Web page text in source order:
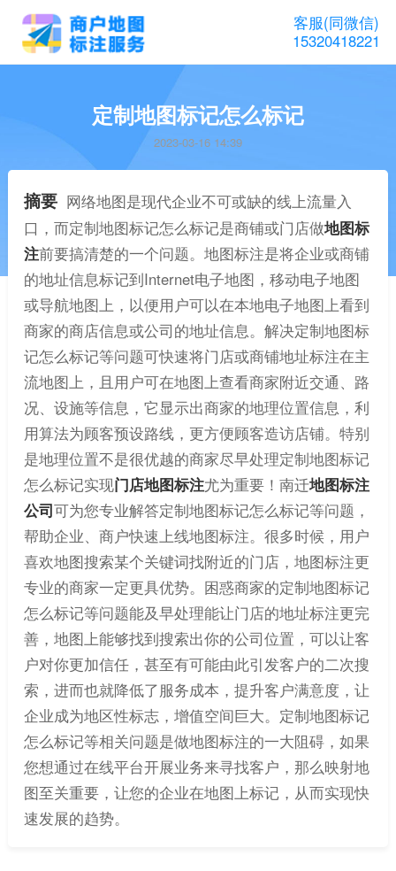
客服(同微信)
15320418221
定制地图标记怎么标记
2023-03-16 14:39
摘要 网络地图是现代企业不可或缺的线上流量入
口，而定制地图标记怎么标记是商铺或门店做地图标
注前要搞清楚的一个问题。地图标注是将企业或商铺
的地址信息标记到Internet电子地图，移动电子地图
或导航地图上，以便用户可以在本地电子地图上看到
商家的商店信息或公司的地址信息。解决定制地图标
记怎么标记等问题可快速将门店或商铺地址标注在主
流地图上，且用户可在地图上查看商家附近交通、路
况、设施等信息，它显示出商家的地理位置信息，利
用算法为顾客预设路线，更方便顾客造访店铺。特别
是地理位置不是很优越的商家尽早处理定制地图标记
怎么标记实现门店地图标注尤为重要！南迁地图标注
公司可为您专业解答定制地图标记怎么标记等问题，
帮助企业、商户快速上线地图标注。很多时候，用户
喜欢地图搜索某个关键词找附近的门店，地图标注更
专业的商家一定更具优势。困惑商家的定制地图标记
怎么标记等问题能及早处理能让门店的地址标注更完
善，地图上能够找到搜索出你的公司位置，可以让客
户对你更加信任，甚至有可能由此引发客户的二次搜
索，进而也就降低了服务成本，提升客户满意度，让
企业成为地区性标志，增值空间巨大。定制地图标记
怎么标记等相关问题是做地图标注的一大阻碍，如果
您想通过在线平台开展业务来寻找客户，那么映射地
图至关重要，让您的企业在地图上标记，从而实现快
速发展的趋势。